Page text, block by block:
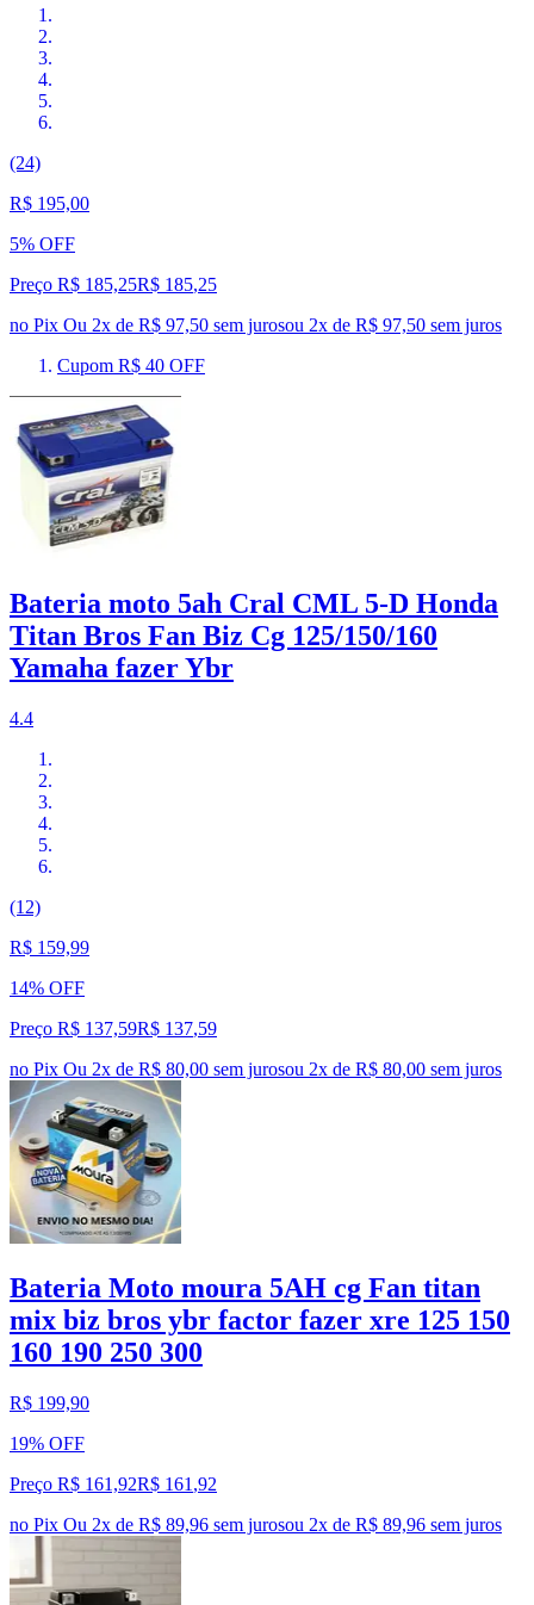
(24)
R$ 195,00
5% OFF
Preço R$ 185,25R$ 185,25
no Pix Ou 2x de R$ 97,50 sem jurosou 2x de R$ 97,50 sem juros
Cupom R$ 40 OFF
Bateria moto 5ah Cral CML 5-D Honda
Titan Bros Fan Biz Cg 125/150/160
Yamaha fazer Ybr
4.4
(12)
R$ 159,99
14% OFF
Preço R$ 137,59R$ 137,59
no Pix Ou 2x de R$ 80,00 sem jurosou 2x de R$ 80,00 sem juros
Bateria Moto moura 5AH cg Fan titan
mix biz bros ybr factor fazer xre 125 150
160 190 250 300
R$ 199,90
19% OFF
Preço R$ 161,92R$ 161 ,92
no Pix Ou 2x de R$ 89,96 sem jurosou 2x de R$ 89,96 sem juros